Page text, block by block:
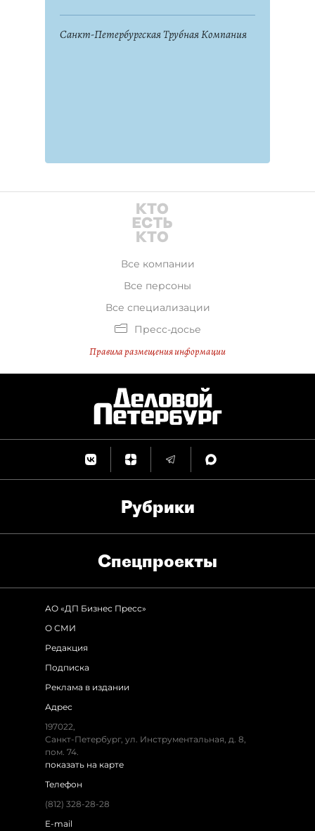
Санкт-Петербургская Трубная Компания
Все компании
Все персоны
Все специализации
Пресс-досье
Правила размещения информации
Рубрики
Спец­проекты
АО «ДП Бизнес Пресс»
О СМИ
Редакция
Подписка
Реклама в издании
Адрес
197022,
Санкт-Петербург, ул. Инструментальная, д. 8,
пом. 74.
показать на карте
Телефон
(812) 328-28-28
E-mail